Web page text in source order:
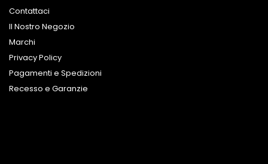
Contattaci
Il Nostro Negozio
Marchi
Privacy Policy
Pagamenti e Spedizioni
Recesso e Garanzie